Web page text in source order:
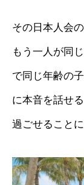
その日本人会
もう一人が同
で同じ年齢の
に本音を話せ
過ごせること